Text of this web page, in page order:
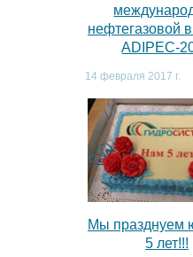
нефтегазовой
ADIPEC-
14 февраля 2017 г.
Мы празднуем
5 лет!!!